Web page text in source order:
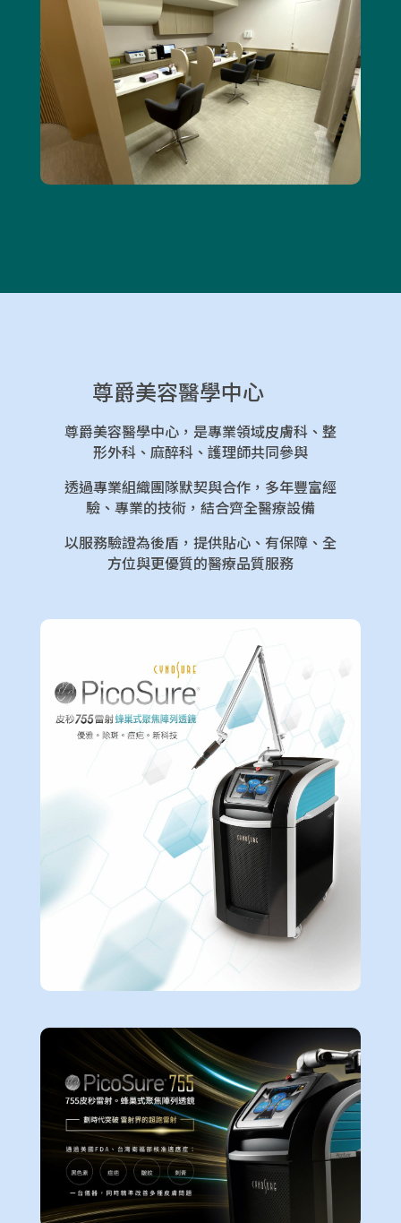
尊爵美容醫學中心
尊爵美容醫學中心，是專業領域皮膚科、整
形外科、麻醉科、護理師共同參與
透過專業組織團隊默契與合作，多年豐富經
驗、專業的技術，結合齊全醫療設備
以服務驗證為後盾，提供貼心、有保障、全
方位與更優質的醫療品質服務